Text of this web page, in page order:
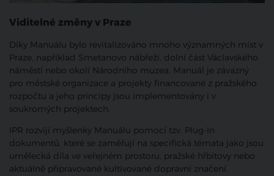
Viditelné změny v Praze
Díky Manuálu bylo revitalizováno mnoho významných míst v
Praze, například Smetanovo nábřeží, dolní část Václavského
náměstí nebo okolí Národního muzea. Manuál je závazný
pro městské organizace a projekty financované z pražského
rozpočtu a jeho principy jsou implementovány i v
soukromých projektech.
IPR rozvíjí myšlenky Manuálu pomocí tzv. Plug-In
dokumentů, které se zaměřují na specifická témata jako jsou
umělecká díla ve veřejném prostoru, pražské hřbitovy nebo
aktuálně připravované kultivované dopravní značení.